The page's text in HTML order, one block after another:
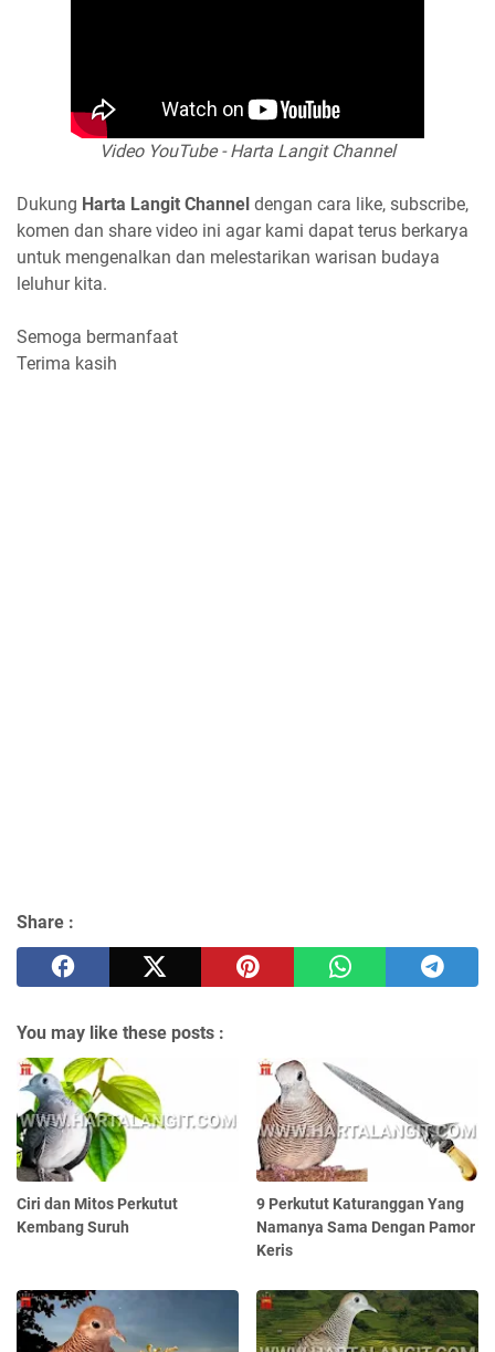
Video YouTube - Harta Langit Channel
Dukung Harta Langit Channel dengan cara like, subscribe,
komen dan share video ini agar kami dapat terus berkarya
untuk mengenalkan dan melestarikan warisan budaya
leluhur kita.
Semoga bermanfaat
Terima kasih
Share :
You may like these posts :
Ciri dan Mitos Perkutut
Kembang Suruh
9 Perkutut Katuranggan Yang
Namanya Sama Dengan Pamor
Keris